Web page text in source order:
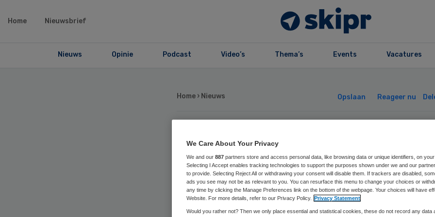
Home Nieuwsbrief
Nieuws Opinie Podcast Video’s Thema’s Events Vacatures
Home › Nieuws Opslaan Reageer nu
Geen papieren
bij mondzorg via
We Care About Your Privacy
We and our 887 partners store and access personal data, like browsing data or unique identifiers, on
Selecting I Accept enables tracking technologies to support the purposes shown under we and our
to provide. Selecting Reject All or withdrawing your consent will disable them. If trackers are disabled,
ads you see may not be as relevant to you. You can resurface this menu to change your choices or
any time by clicking the Manage Preferences link on the bottom of the webpage. Your choices will have
Website. For more details, refer to our Privacy Policy. Privacy Statement
Would you rather not? Then we only place essential and statistical cookies, these do not record any data